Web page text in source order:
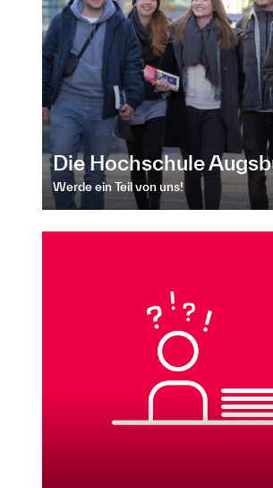
Die Hochschule
Werde ein Teil von uns!